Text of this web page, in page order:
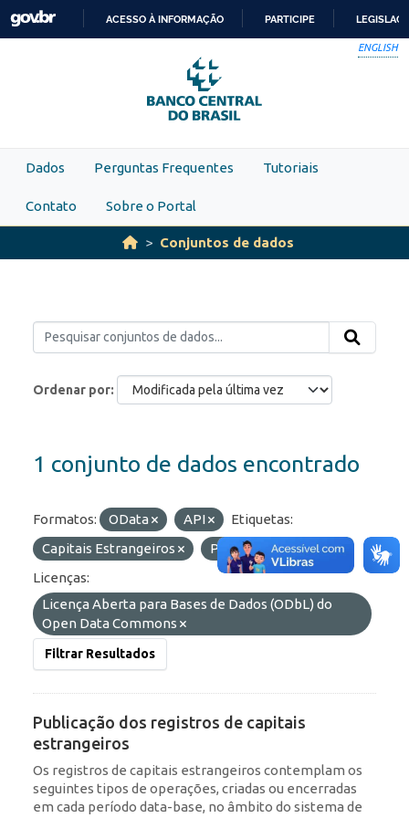
Skip to main content
PARA
O
CONTEÚDO
ACESSO À INFORMAÇÃO PARTICIPE
ENGLISH
Dados Perguntas Frequentes Tutoriais
Contato Sobre o Portal
Conjuntos de dados
Ordenar por
1 conjunto de dados encontrado
Formatos: OData API
Etiquetas:
Capitais Estrangeiros
Portfólio
RDE
Licenças:
Licença Aberta para Bases de Dados (ODbL) do
Open Data Commons
Filtrar Resultados
Publicação dos registros de capitais
estrangeiros
Os registros de capitais estrangeiros contemplam os
seguintes tipos de operações, criadas ou encerradas
em cada período data-base, no âmbito do sistema de